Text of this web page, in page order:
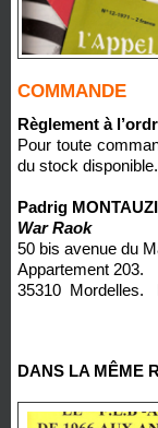
COMMANDE
Règlement à
Pour toute
du stock disponible.
Padrig
War Raok
50 bis avenue du
Appartement 203.
35310 Mordelles.
DANS LA MÊME